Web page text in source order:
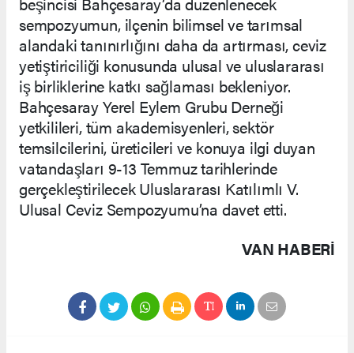
sempozyumun, ilçenin bilimsel ve tarımsal
alandaki tanınırlığını daha da artırması, ceviz
yetiştiriciliği konusunda ulusal ve uluslararası
iş birliklerine katkı sağlaması bekleniyor.
Bahçesaray Yerel Eylem Grubu Derneği
yetkilileri, tüm akademisyenleri, sektör
temsilcilerini, üreticileri ve konuya ilgi duyan
vatandaşları 9-13 Temmuz tarihlerinde
gerçekleştirilecek Uluslararası Katılımlı V.
Ulusal Ceviz Sempozyumu’na davet etti.
VAN HABERİ